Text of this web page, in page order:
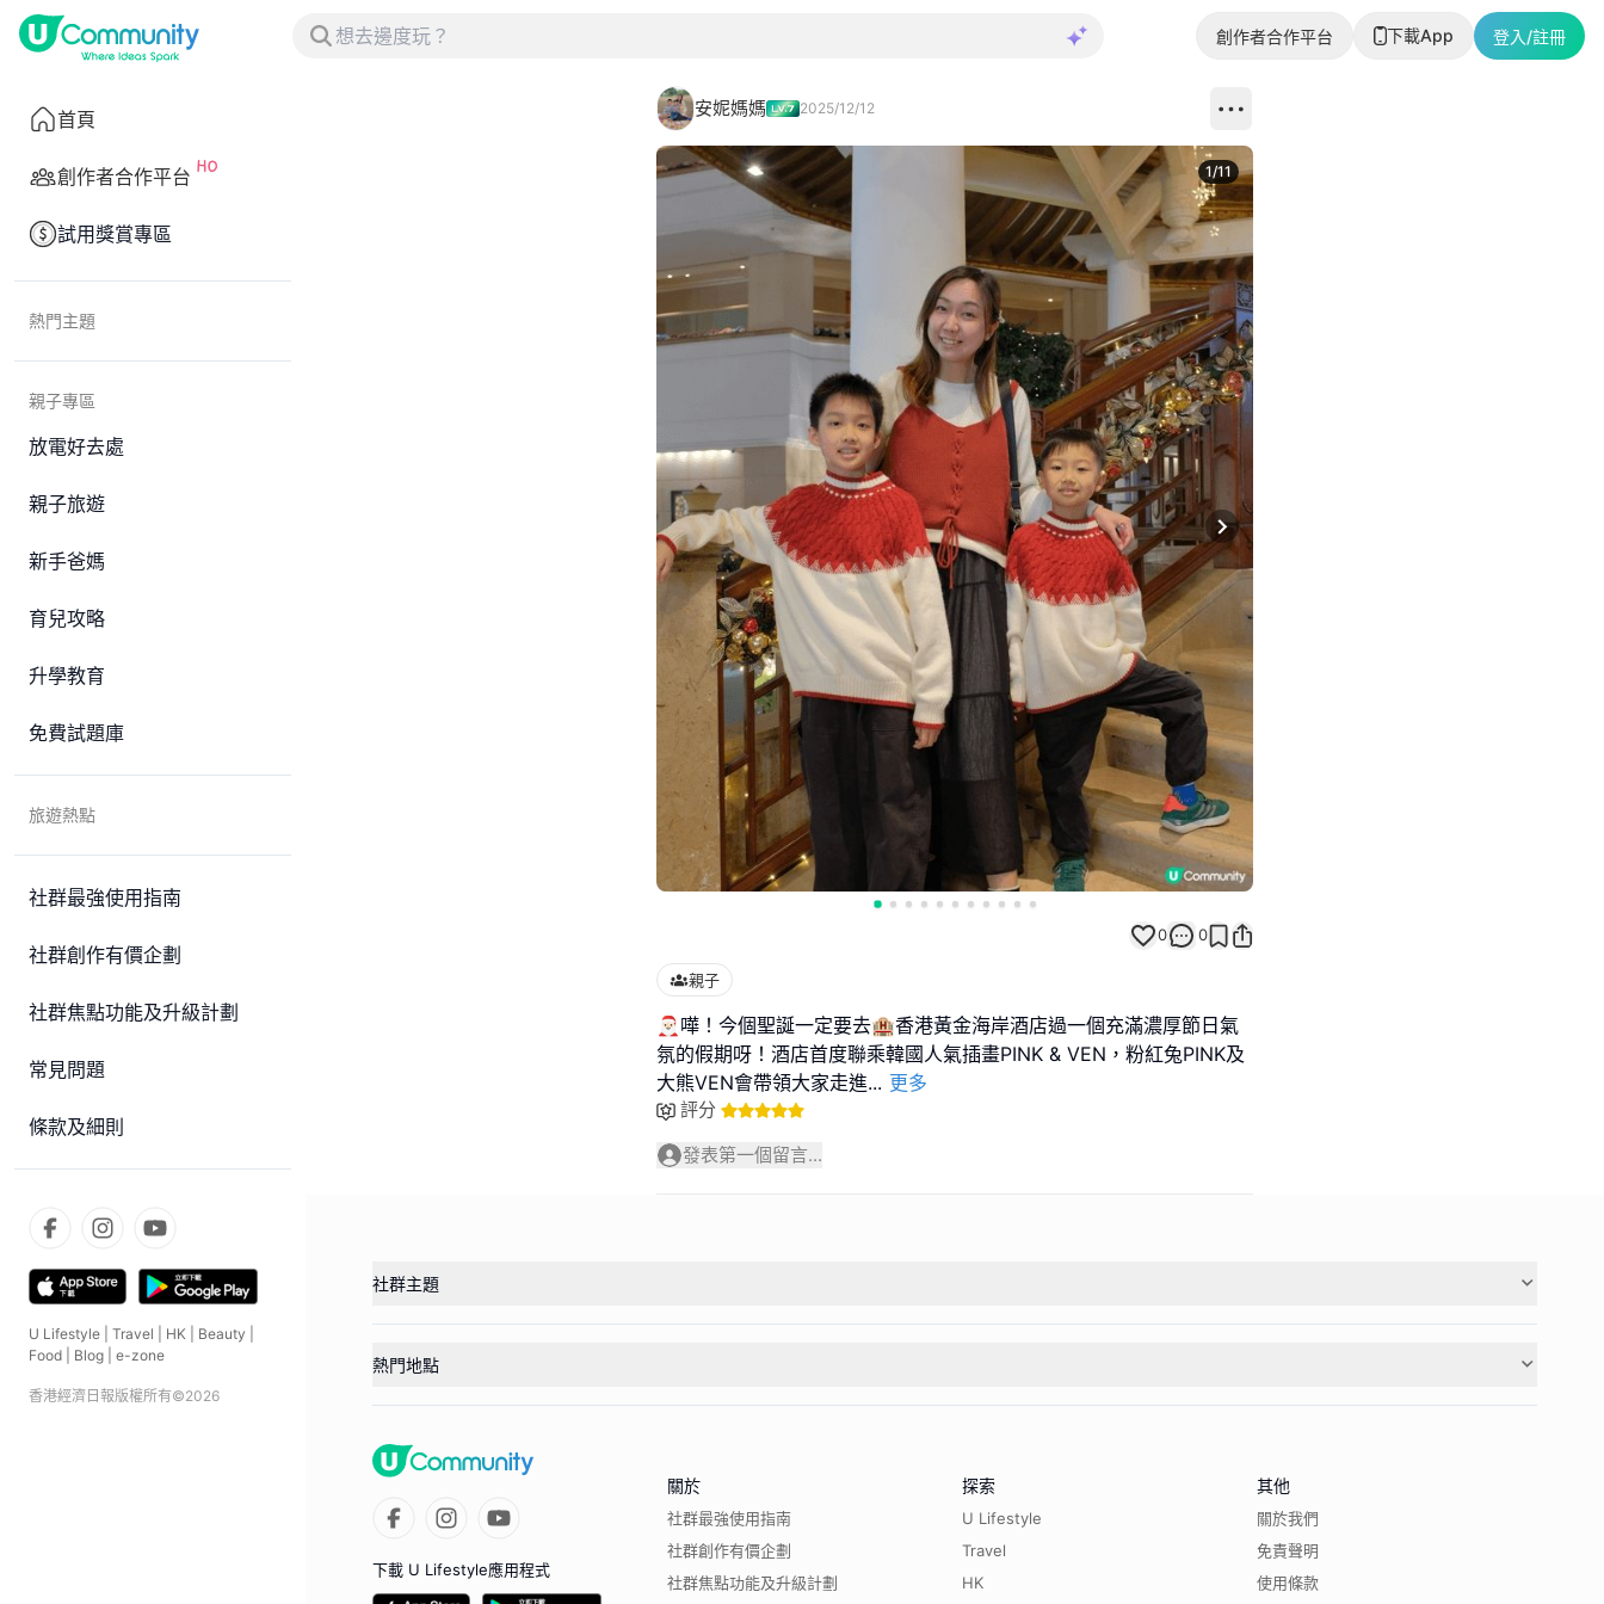
創作者合作平台 下載App 登入/註冊
首頁
創作者合作平台
試用獎賞專區
熱門主題
親子專區
放電好去處
親子旅遊
新手爸媽
育兒攻略
升學教育
免費試題庫
旅遊熱點
社群最強使用指南
社群創作有價企劃
社群焦點功能及升級計劃
常見問題
條款及細則
U Lifestyle Travel HK Beauty
Food
Blog e-zone
香港經濟日報版權所有©2026
安妮媽媽 2025/12/12
Next slide
1/11
0 0
親子
🎅🏻嘩！今個聖誕一定要去🏨香港黃金海岸酒店過一個充滿濃厚節日氣
氛的假期呀！酒店首度聯乘韓國人氣插畫PINK & VEN，粉紅兔PINK及
大熊VEN會帶領大家走進... 更多
評分
發表第一個留言...
社群主題
熱門地點
下載 U Lifestyle應用程式
關於
社群最強使用指南
社群創作有價企劃
社群焦點功能及升級計劃
探索
U Lifestyle
Travel
HK
其他
關於我們
免責聲明
使用條款